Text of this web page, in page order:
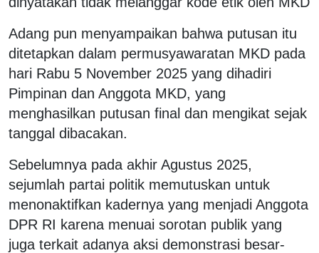
Adang pun menyampaikan bahwa putusan itu
ditetapkan dalam permusyawaratan MKD pada
hari Rabu 5 November 2025 yang dihadiri
Pimpinan dan Anggota MKD, yang
menghasilkan putusan final dan mengikat sejak
tanggal dibacakan.
Sebelumnya pada akhir Agustus 2025,
sejumlah partai politik memutuskan untuk
menonaktifkan kadernya yang menjadi Anggota
DPR RI karena menuai sorotan publik yang
juga terkait adanya aksi demonstrasi besar-